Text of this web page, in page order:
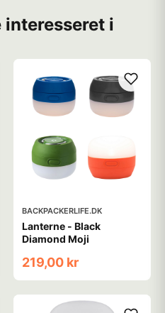
interesseret i
BACKPACKERLIFE.DK
Lanterne - Black
Diamond Moji
219,00 kr